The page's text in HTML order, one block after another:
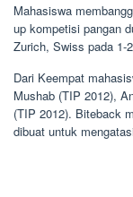
Mahasiswa
up kompetisi pangan
Zurich, Swiss pada 1-
Dari Keempat
Mushab (TIP 2012),
(TIP 2012). Biteback
dibuat untuk